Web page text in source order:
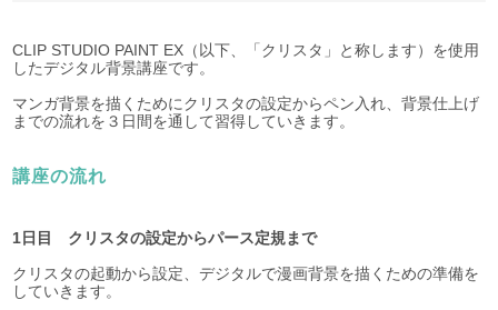
CLIP STUDIO PAINT EX （以下、「クリスタ」と称します） を使用
したデジタル背景講座です。
マンガ背景を描くためにクリスタの設定からペン入れ、背景仕上げ
までの流れを３日間を通して習得していきます。
講座の流れ
1日目 クリスタの設定からパース定規まで
クリスタの起動から設定、デジタルで漫画背景を描くための準備を
していきます。